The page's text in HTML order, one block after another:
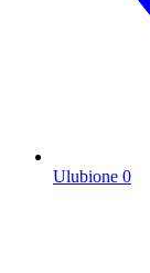
Ulubione 0